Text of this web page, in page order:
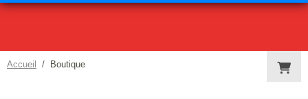
Accueil Boutique